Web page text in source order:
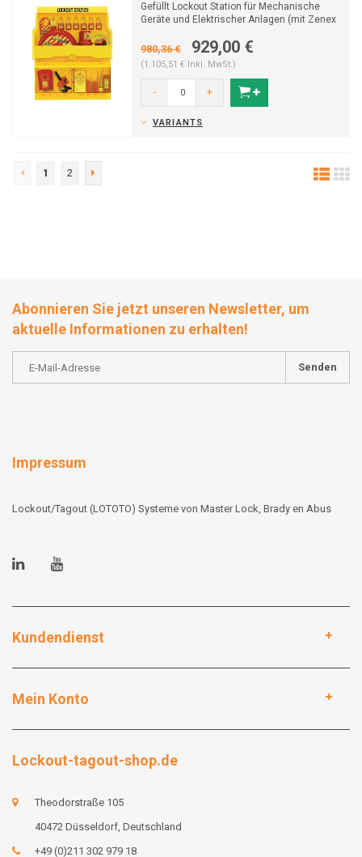
Gefüllt Lockout Station für Mechanische
Geräte und Elektrischer Anlagen (mit Zenex
980,36 € 929,00 €
(1.105,51 € Inkl. MwSt.)
- +
VARIANTS
1 2
Abonnieren Sie jetzt unseren Newsletter, um
aktuelle Informationen zu erhalten!
Senden
Impressum
Lockout/Tagout (LOTOTO) Systeme von Master Lock, Brady en Abus
Kundendienst
Mein Konto
Lockout-tagout-shop.de
Theodorstraße 105
40472 Düsseldorf, Deutschland
+49 (0)211 302 979 18